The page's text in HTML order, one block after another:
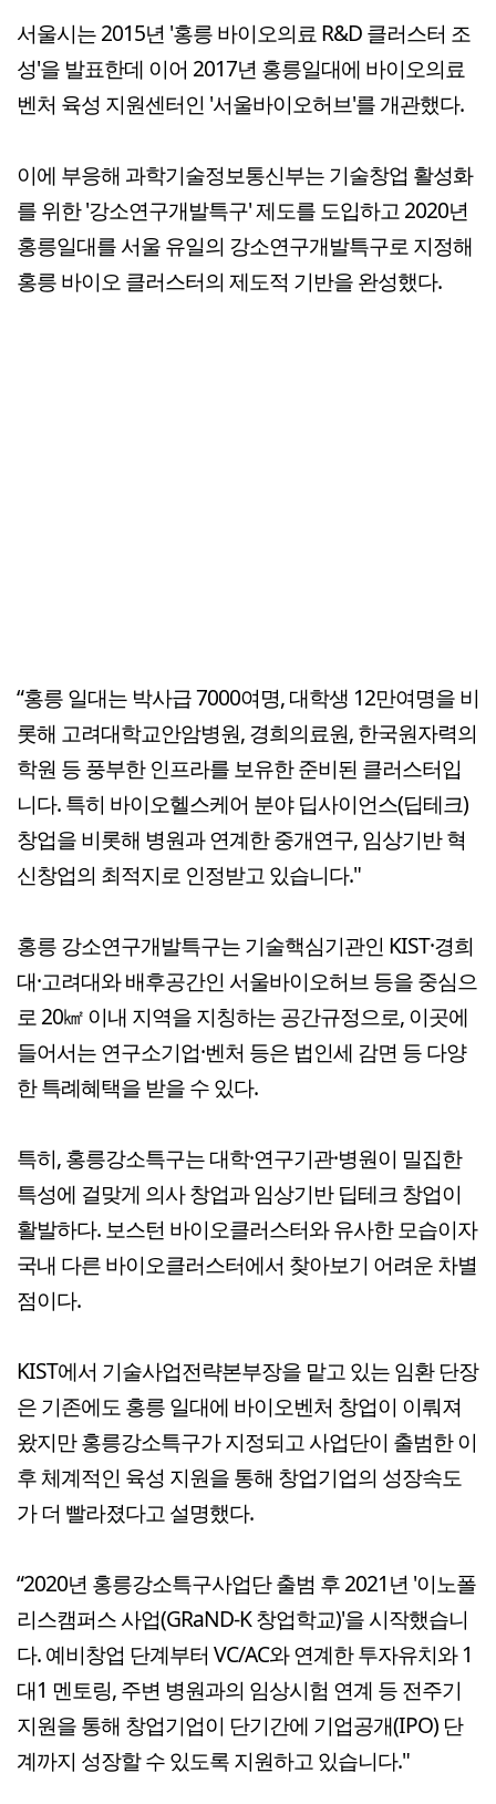
서울시는 2015년 '홍릉 바이오의료 R&D 클러스터 조
성'을 발표한데 이어 2017년 홍릉일대에 바이오의료
벤처 육성 지원센터인 '서울바이오허브'를 개관했다.
이에 부응해 과학기술정보통신부는 기술창업 활성화
를 위한 '강소연구개발특구' 제도를 도입하고 2020년
홍릉일대를 서울 유일의 강소연구개발특구로 지정해
홍릉 바이오 클러스터의 제도적 기반을 완성했다.
“홍릉 일대는 박사급 7000여명, 대학생 12만여명을 비
롯해 고려대학교안암병원, 경희의료원, 한국원자력의
학원 등 풍부한 인프라를 보유한 준비된 클러스터입
니다. 특히 바이오헬스케어 분야 딥사이언스(딥테크)
창업을 비롯해 병원과 연계한 중개연구, 임상기반 혁
신창업의 최적지로 인정받고 있습니다."
홍릉 강소연구개발특구는 기술핵심기관인 KIST·경희
대·고려대와 배후공간인 서울바이오허브 등을 중심으
로 20㎢ 이내 지역을 지칭하는 공간규정으로, 이곳에
들어서는 연구소기업·벤처 등은 법인세 감면 등 다양
한 특례혜택을 받을 수 있다.
특히, 홍릉강소특구는 대학·연구기관·병원이 밀집한
특성에 걸맞게 의사 창업과 임상기반 딥테크 창업이
활발하다. 보스턴 바이오클러스터와 유사한 모습이자
국내 다른 바이오클러스터에서 찾아보기 어려운 차별
점이다.
KIST에서 기술사업전략본부장을 맡고 있는 임환 단장
은 기존에도 홍릉 일대에 바이오벤처 창업이 이뤄져
왔지만 홍릉강소특구가 지정되고 사업단이 출범한 이
후 체계적인 육성 지원을 통해 창업기업의 성장속도
가 더 빨라졌다고 설명했다.
“2020년 홍릉강소특구사업단 출범 후 2021년 '이노폴
리스캠퍼스 사업(GRaND-K 창업학교)'을 시작했습니
다. 예비창업 단계부터 VC/AC와 연계한 투자유치와 1
대1 멘토링, 주변 병원과의 임상시험 연계 등 전주기
지원을 통해 창업기업이 단기간에 기업공개(IPO) 단
계까지 성장할 수 있도록 지원하고 있습니다."